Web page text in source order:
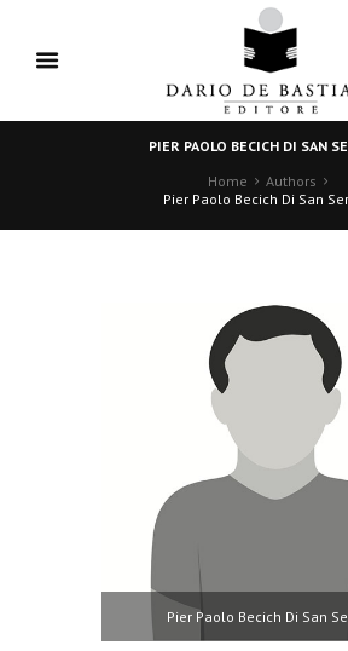
PIER PAOLO BECICH DI SAN
Home
Authors
Pier Paolo Becich Di San
Pier Paolo Becich Di San